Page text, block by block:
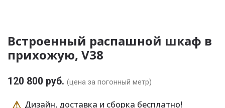
Встроенный распашной шкаф в
прихожую, V38
120 800 руб. (цена за погонный метр)
⚠ Дизайн, доставка и сборка бесплатно!